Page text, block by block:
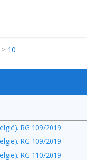
10
RG 109/2019
RG 109/2019
RG 110/2019